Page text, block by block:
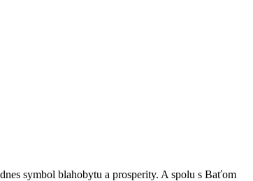
symbol blahobytu a prosperity. A spolu s Baťom